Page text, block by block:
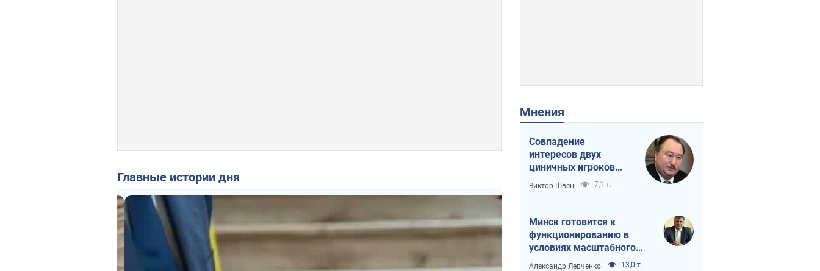
Главные истории дня
Мнения
Совпадение
интересов двух
циничных игроков
или тайный план
Трампа и Путина?
Виктор Швец 7,1 т.
Минск готовится к
функционированию в
условиях масштабного
военного кризиса
Александр Левченко 13,0 т.